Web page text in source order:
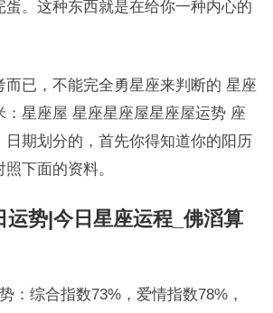
蛋。这种东西就是在给你一种内心的
而已，不能完全勇星座来判断的 星座
：星座屋 星座星座屋星座屋运势 座
日期划分的，首先你得知道你的阳历
下面的资料。
运势|今日星座运程_佛滔算
：综合指数73%，爱情指数78%，